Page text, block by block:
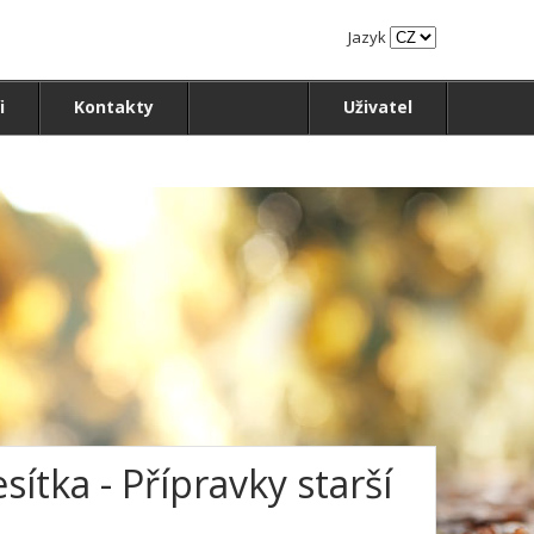
Jazyk
Kontakty Uživatel
- Přípravky starší